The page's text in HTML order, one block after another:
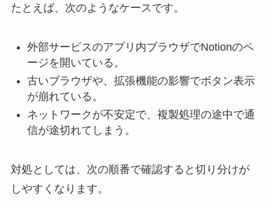
たとえば、次のようなケースです。
外部サービスのアプリ内ブラウザでNotionのペ
ージを開いている。
古いブラウザや、拡張機能の影響でボタン表示
が崩れている。
ネットワークが不安定で、複製処理の途中で通
信が途切れてしまう。
対処としては、次の順番で確認すると切り分けが
しやすくなります。